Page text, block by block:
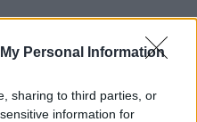
Personal Information
sharing to third parties, or
information for
si conclude con una
il suo
e oltre. Mentre mi